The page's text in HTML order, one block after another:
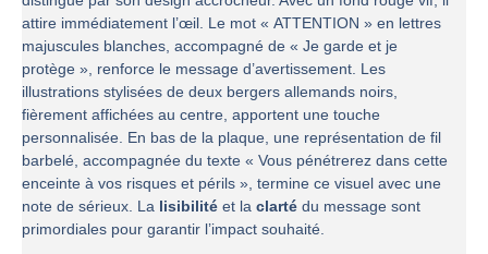
attire immédiatement l’œil. Le mot « ATTENTION » en lettres
majuscules blanches, accompagné de « Je garde et je
protège », renforce le message d’avertissement. Les
illustrations stylisées de deux bergers allemands noirs,
fièrement affichées au centre, apportent une touche
personnalisée. En bas de la plaque, une représentation de fil
barbelé, accompagnée du texte « Vous pénétrerez dans cette
enceinte à vos risques et périls », termine ce visuel avec une
note de sérieux. La lisibilité et la clarté du message sont
primordiales pour garantir l’impact souhaité.